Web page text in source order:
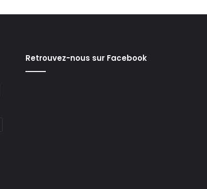
Retrouvez-nous sur Facebook